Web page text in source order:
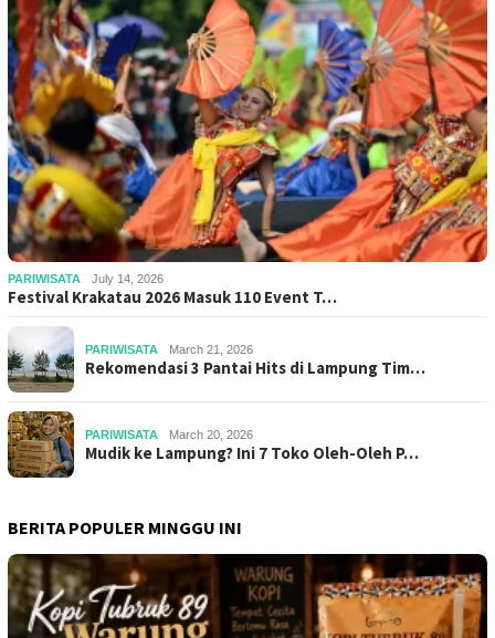
PARIWISATA July 14, 2026
Festival Krakatau 2026 Masuk 110 Event T…
PARIWISATA March 21, 2026
Rekomendasi 3 Pantai Hits di Lampung Tim…
PARIWISATA March 20, 2026
Mudik ke Lampung? Ini 7 Toko Oleh-Oleh P…
BERITA POPULER MINGGU INI